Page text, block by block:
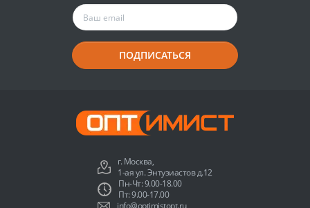
ПОДПИСАТЬСЯ
г. Москва,
1-ая ул. Энтузиастов д.12
Пн-Чт: 9.00-18.00
Пт: 9.00-17.00
info@optimistopt.ru